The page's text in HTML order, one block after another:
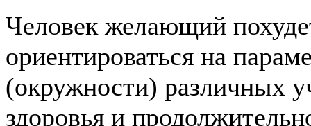
Человек желающий
ориентироваться на
(окружности) различных
здоровья и